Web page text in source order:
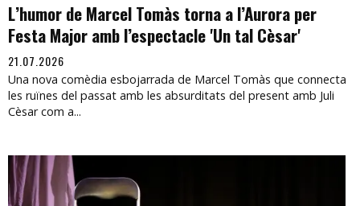
L’humor de Marcel Tomàs torna a l’Aurora per
Festa Major amb l’espectacle 'Un tal Cèsar'
21.07.2026
Una nova comèdia esbojarrada de Marcel Tomàs que connecta
les ruïnes del passat amb les absurditats del present amb Juli
Cèsar com a...